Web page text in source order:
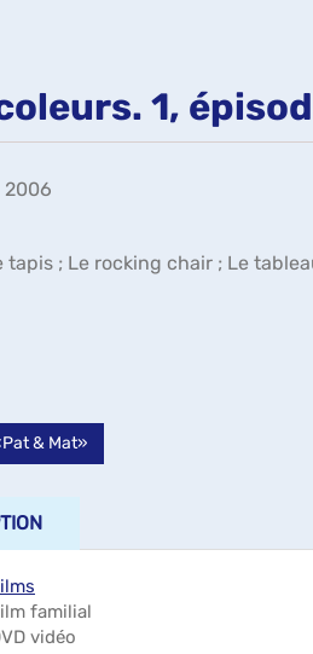
1,
2006
; Le rocking chair ; Le
& Mat»
familial
vidéo